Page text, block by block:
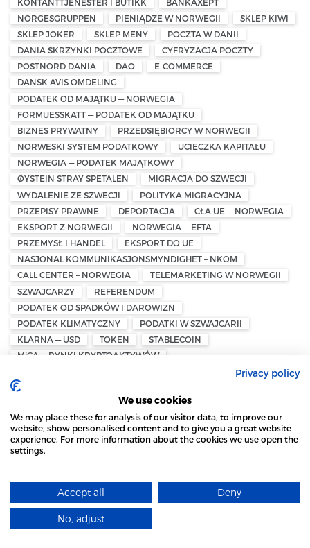
NORGESGRUPPEN
PIENIĄDZE W NORWEGII
SKLEP KIWI
SKLEP JOKER
SKLEP MENY
POCZTA W DANII
DANIA SKRZYNKI POCZTOWE
CYFRYZACJA POCZTY
POSTNORD DANIA
DAO
E-COMMERCE
DANSK AVIS OMDELING
PODATEK OD MAJĄTKU — NORWEGIA
FORMUESSKATT — PODATEK OD MAJĄTKU
BIZNES PRYWATNY
PRZEDSIĘBIORCY W NORWEGII
NORWESKI SYSTEM PODATKOWY
UCIECZKA KAPITAŁU
NORWEGIA — PODATEK MAJĄTKOWY
ØYSTEIN STRAY SPETALEN
MIGRACJA DO SZWECJI
WYDALENIE ZE SZWECJI
POLITYKA MIGRACYJNA
PRZEPISY PRAWNE
DEPORTACJA
CŁA UE — NORWEGIA
EKSPORT Z NORWEGII
NORWEGIA — EFTA
PRZEMYSŁ I HANDEL
EKSPORT DO UE
NASJONAL KOMMUNIKASJONSMYNDIGHET – NKOM
CALL CENTER – NORWEGIA
TELEMARKETING W NORWEGII
SZWAJCARZY
REFERENDUM
PODATEK OD SPADKÓW I DAROWIZN
PODATEK KLIMATYCZNY
PODATKI W SZWAJCARII
KLARNA — USD
TOKEN
STABLECOIN
MiCA — RYNKI KRYPTOAKTYWÓW
NPCC – NORWEGIAN POLISH CHAMBER OF COMMERCE
PRAWO TYTONIOWE W NORWEGII
DORADZTWO EMERYTALNE — NORWEGIA
INWESTOWANIE EMERYTALNE
INDYWIDUALNE OSZCZĘDNOŚCI EMERYTALNE — IPS
ŚNIEŻNY CHAOS W SZWECJI
SZWEDZKI INSTYTUT METEOROLOGICZNY I HYDROLOGICZNY –
SMHI
NORWESKA KONFEDERACJA PRZEDSIĘBIORCÓW – NHO
STRONA LOCAL MARKET WYKORZYSTUJE PLIKI
DOWIEDZ SIĘ WIĘCEJ
Privacy policy
We use cookies
We may place these for analysis of our visitor data, to improve our
website, show personalised content and to give you a great website
experience. For more information about the cookies we use open the
settings.
Accept all Deny
No, adjust